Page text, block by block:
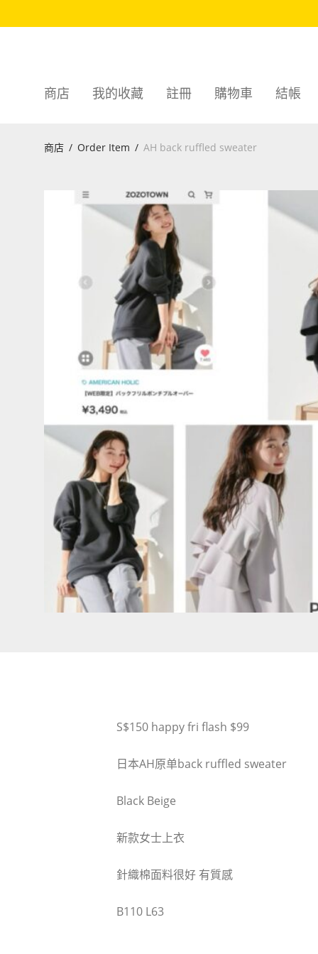
商店 我的收藏 註冊 購物車 結帳
商店 / Order Item / AH back ruffled sweater
S$150 happy fri flash $99
日本AH原单back ruffled sweater
Black Beige
新款女士上衣
針織棉面料很好 有質感
B110 L63